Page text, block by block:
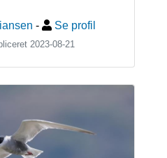
- Se profil
2023-08-21